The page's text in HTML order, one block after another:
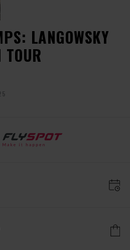
LANGOWSKY
TOUR